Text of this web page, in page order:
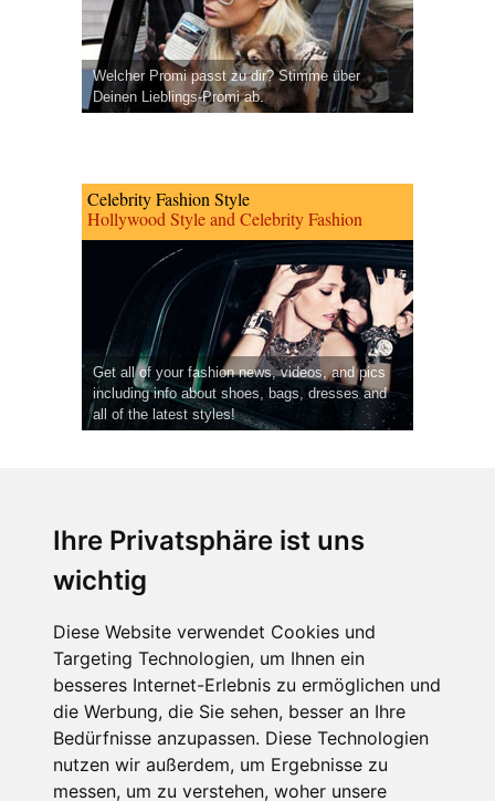
Ihre Privatsphäre ist uns
wichtig
Diese Website verwendet Cookies und
Targeting Technologien, um Ihnen ein
besseres Internet-Erlebnis zu ermöglichen und
die Werbung, die Sie sehen, besser an Ihre
Bedürfnisse anzupassen. Diese Technologien
nutzen wir außerdem, um Ergebnisse zu
messen, um zu verstehen, woher unsere
Welcher Promi passt zu dir? Stimme über
Deinen Lieblings-Promi ab.
Celebrity Fashion Style
Hollywood Style and Celebrity Fashion
Get all of your fashion news, videos, and pics
including info about shoes, bags, dresses and
all of the latest styles!
CPost.org© 2013-2023 The Celebrity Post.
Terms of Use Privacy | Cookies Policy( Einstellungen ändern
About Us
Advertising
Contact Us